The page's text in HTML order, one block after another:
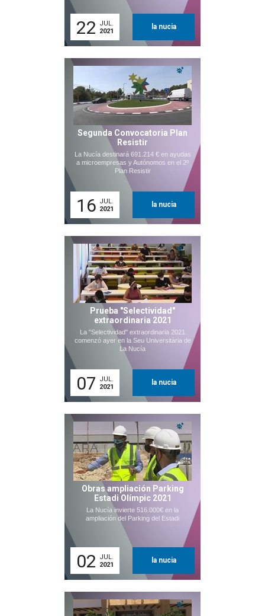
22
JUL.
2021
la nucia
Segunda Convocatoria Plan
Resistir
La Nucía destinará 691.214 € en ayudas
a microempresas y Autónomos en el 2º
Plan Resistir
16 JUL.
2021
la nucia
Prueba "Selectividad"
extraordinaria 2021
La "Selectividad" extraordinaria 2021
comenzó ayer en la Seu Universitària de
La Nucía
07
JUL.
2021
la nucia
Obras ampliación Parking
Estadi Olímpic 2021
La Nucía invierte 516.000€ en la
ampliación del Parking del Estadi
02
JUL.
2021
la nucia